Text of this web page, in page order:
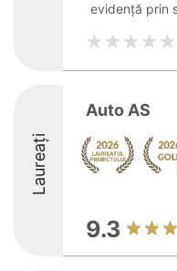
evidență prin
Laureați
Auto AS
9.3